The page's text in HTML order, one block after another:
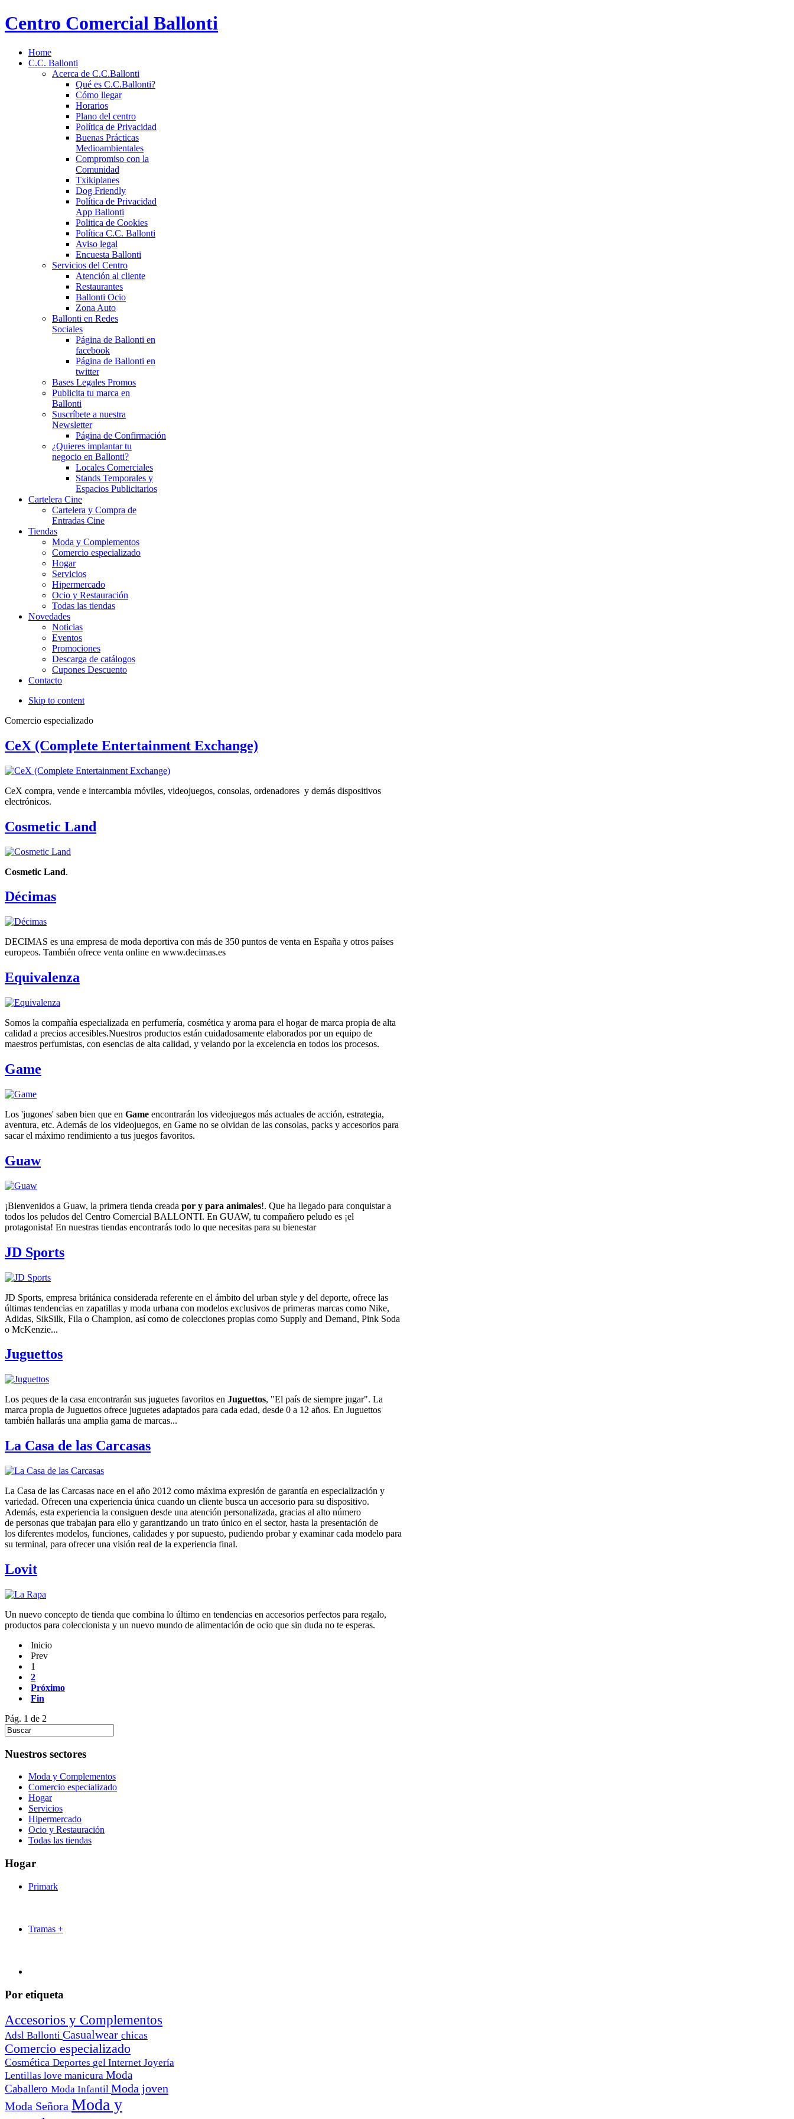
Centro Comercial Ballonti
Home
C.C. Ballonti
Acerca de C.C.Ballonti
Qué es C.C.Ballonti?
Cómo llegar
Horarios
Plano del centro
Política de Privacidad
Buenas Prácticas
Medioambientales
Compromiso con la
Comunidad
Txikiplanes
Dog Friendly
Política de Privacidad
App Ballonti
Politica de Cookies
Política C.C. Ballonti
Aviso legal
Encuesta Ballonti
Servicios del Centro
Atención al cliente
Restaurantes
Ballonti Ocio
Zona Auto
Ballonti en Redes
Sociales
Página de Ballonti en
facebook
Página de Ballonti en
twitter
Bases Legales Promos
Publicita tu marca en
Ballonti
Suscríbete a nuestra
Newsletter
Página de Confirmación
¿Quieres implantar tu
negocio en Ballonti?
Locales Comerciales
Stands Temporales y
Espacios Publicitarios
Cartelera Cine
Cartelera y Compra de
Entradas Cine
Tiendas
Moda y Complementos
Comercio especializado
Hogar
Servicios
Hipermercado
Ocio y Restauración
Todas las tiendas
Novedades
Noticias
Eventos
Promociones
Descarga de catálogos
Cupones Descuento
Contacto
Skip to content
Comercio especializado
CeX (Complete Entertainment Exchange)
CeX compra, vende e intercambia móviles, videojuegos, consolas, ordenadores y demás dispositivos
electrónicos.
Cosmetic Land
Cosmetic Land.
Décimas
DECIMAS es una empresa de moda deportiva con más de 350 puntos de venta en España y otros países
europeos. También ofrece venta online en www.decimas.es
Equivalenza
Somos la compañía especializada en perfumería, cosmética y aroma para el hogar de marca propia de alta
calidad a precios accesibles.Nuestros productos están cuidadosamente elaborados por un equipo de
maestros perfumistas, con esencias de alta calidad, y velando por la excelencia en todos los procesos.
Game
Los 'jugones' saben bien que en Game encontrarán los videojuegos más actuales de acción, estrategia,
aventura, etc. Además de los videojuegos, en Game no se olvidan de las consolas, packs y accesorios para
sacar el máximo rendimiento a tus juegos favoritos.
Guaw
¡Bienvenidos a Guaw, la primera tienda creada por y para animales!. Que ha llegado para conquistar a
todos los peludos del Centro Comercial BALLONTI. En GUAW, tu compañero peludo es ¡el
protagonista! En nuestras tiendas encontrarás todo lo que necesitas para su bienestar
JD Sports
JD Sports, empresa británica considerada referente en el ámbito del urban style y del deporte, ofrece las
últimas tendencias en zapatillas y moda urbana con modelos exclusivos de primeras marcas como Nike,
Adidas, SikSilk, Fila o Champion, así como de colecciones propias como Supply and Demand, Pink Soda
o McKenzie...
Juguettos
Los peques de la casa encontrarán sus juguetes favoritos en Juguettos, "El país de siempre jugar". La
marca propia de Juguettos ofrece juguetes adaptados para cada edad, desde 0 a 12 años. En Juguettos
también hallarás una amplia gama de marcas...
La Casa de las Carcasas
La Casa de las Carcasas nace en el año 2012 como máxima expresión de garantía en especialización y
variedad. Ofrecen una experiencia única cuando un cliente busca un accesorio para su dispositivo.
Además, esta experiencia la consiguen desde una atención personalizada, gracias al alto número
de personas que trabajan para ello y garantizando un trato único en el sector, hasta la presentación de
los diferentes modelos, funciones, calidades y por supuesto, pudiendo probar y examinar cada modelo para
su terminal, para ofrecer una visión real de la experiencia final.
Lovit
Un nuevo concepto de tienda que combina lo último en tendencias en accesorios perfectos para regalo,
productos para coleccionista y un nuevo mundo de alimentación de ocio que sin duda no te esperas.
Inicio
Prev
1
2
Próximo
Fin
Pág. 1 de 2
Nuestros sectores
Moda y Complementos
Comercio especializado
Hogar
Servicios
Hipermercado
Ocio y Restauración
Todas las tiendas
Hogar
Primark
Tramas +
Por etiqueta
Accesorios y Complementos
Adsl Ballonti Casualwear chicas
Comercio especializado
Cosmética Deportes gel Internet Joyería
Lentillas love manicura Moda
Caballero Moda Infantil Moda joven
Moda Señora Moda y